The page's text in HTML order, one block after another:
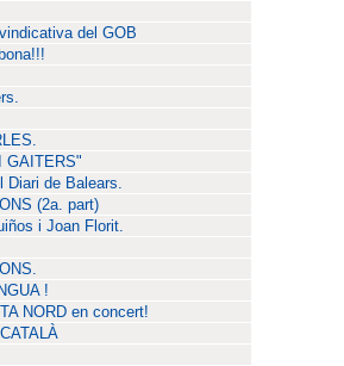
del GOB
GAITERS"
Diari de Balears.
(2a. part)
i Joan Florit.
!
NORD en concert!